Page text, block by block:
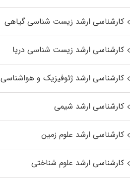
کارشناسی ارشد زیست‌ شناسی گیاهی
کارشناسی ارشد زیست‌ شناسی دریا
کارشناسی ارشد ژئوفیزیک و هواشناسی
کارشناسی ارشد شیمی
کارشناسی ارشد علوم زمین
کارشناسی ارشد علوم شناختی